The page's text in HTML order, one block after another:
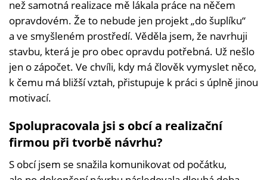
než samotná realizace mě lákala práce na něčem
opravdovém. Že to nebude jen projekt „do šuplíku“
a ve smyšleném prostředí. Věděla jsem, že navrhuji
stavbu, která je pro obec opravdu potřebná. Už nešlo
jen o zápočet. Ve chvíli, kdy má člověk vymyslet něco,
k čemu má bližší vztah, přistupuje k práci s úplně jinou
motivací.
Spolupracovala jsi s obcí a realizační
firmou při tvorbě návrhu?
S obcí jsem se snažila komunikovat od počátku,